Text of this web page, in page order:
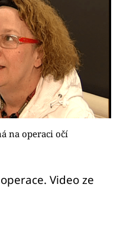
na operaci očí
Video ze